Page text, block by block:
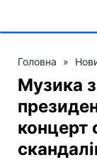
Головна »
Музика
концерт